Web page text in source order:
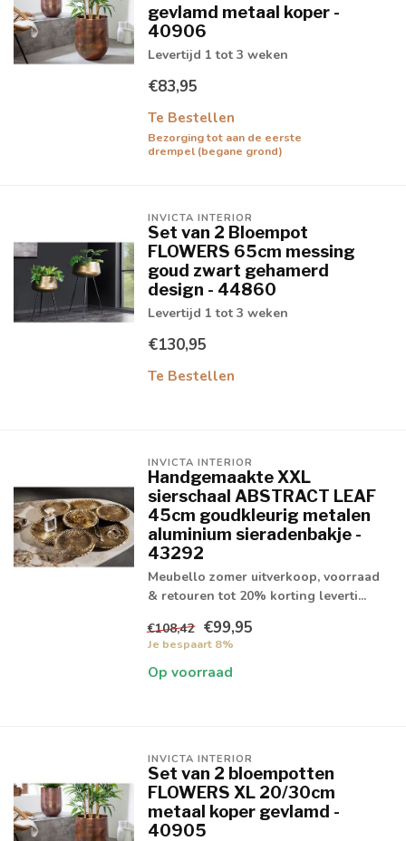
gevlamd metaal koper -
40906
Levertijd 1 tot 3 weken
€83,95
Te Bestellen
Bezorging tot aan de eerste
drempel (begane grond)
INVICTA INTERIOR
Set van 2 Bloempot
FLOWERS 65cm messing
goud zwart gehamerd
design - 44860
Levertijd 1 tot 3 weken
€130,95
Te Bestellen
INVICTA INTERIOR
Handgemaakte XXL
sierschaal ABSTRACT LEAF
45cm goudkleurig metalen
aluminium sieradenbakje -
43292
Meubello zomer uitverkoop, voorraad
& retouren tot 20% korting leverti...
€108,42 €99,95
Je bespaart 8%
Op voorraad
INVICTA INTERIOR
Set van 2 bloempotten
FLOWERS XL 20/30cm
metaal koper gevlamd -
40905